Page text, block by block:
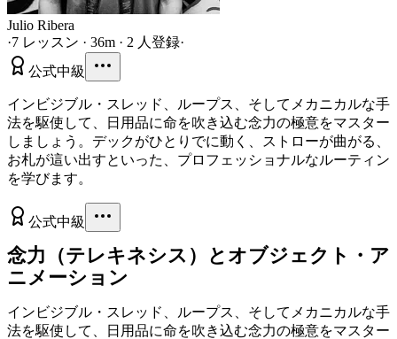
Julio Ribera
·7 レッスン · 36m · 2 人登録·
公式中級
インビジブル・スレッド、ループス、そしてメカニカルな手
法を駆使して、日用品に命を吹き込む念力の極意をマスター
しましょう。デックがひとりでに動く、ストローが曲がる、
お札が這い出すといった、プロフェッショナルなルーティン
を学びます。
公式中級
念力（テレキネシス）とオブジェクト・ア
ニメーション
インビジブル・スレッド、ループス、そしてメカニカルな手
法を駆使して、日用品に命を吹き込む念力の極意をマスター